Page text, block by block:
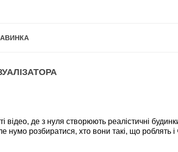
де з нуля створюють реалістичні
нумо розбиратися, хто вони такі, що роблять